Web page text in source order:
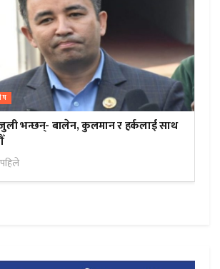
भन्छन्- बालेन, कुलमान र हर्कलाई साथ